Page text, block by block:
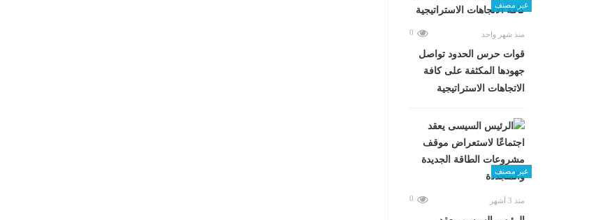
غير مصنف
منذ شهر واحد 0
قوات حرس الحدود تواصل
جهودها المكثفة على كافة
الاتجاهات الاستراتيجية
غير مصنف
منذ 3 أشهر 0